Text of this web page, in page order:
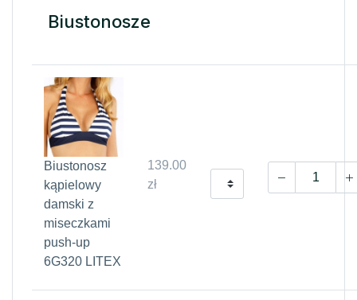
Biustonosze
Biustonosz
kąpielowy
damski z
miseczkami
push-up
6G320 LITEX
139.00
zł